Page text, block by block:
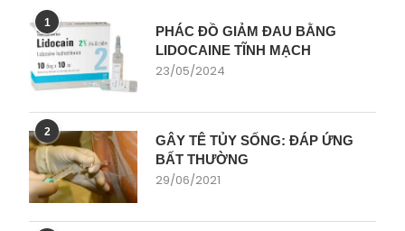
1
PHÁC ĐỒ GIẢM ĐAU BẰNG
LIDOCAINE TĨNH MẠCH
23/05/2024
2
GÂY TÊ TỦY SỐNG: ĐÁP ỨNG
BẤT THƯỜNG
29/06/2021